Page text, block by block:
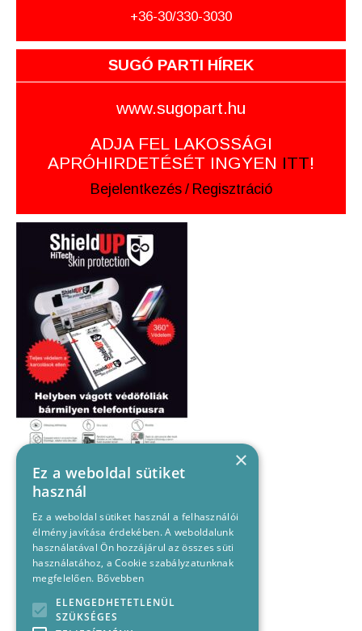
+36-30/330-3030
SUGÓ PARTI HÍREK
www.sugopart.hu
ADJA FEL LAKOSSÁGI
APRÓHIRDETÉSÉT INGYEN ITT!
Bejelentkezés / Regisztráció
×
Ez a weboldal sütiket
használ
Ez a weboldal sütiket használ a felhasználói
élmény javítása érdekében. A weboldalunk
használatával Ön hozzájárul az összes süti
használatához, a Cookie szabályzatunknak
megfelelően. Bővebben
ELENGEDHETETLENÜL
SZÜKSÉGES